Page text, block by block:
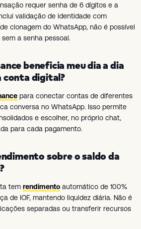
requer senha de 6 dígitos e a
validação de identidade com
clonagem do WhatsApp, não é possível
a senha pessoal.
beneficia meu dia a dia
conta digital?
para conectar contas de diferentes
conversa no WhatsApp. Isso permite
e escolher, no próprio chat,
para cada pagamento.
sobre o saldo da
tem rendimento automático de 100%
de IOF, mantendo liquidez diária. Não é
separadas ou transferir recursos